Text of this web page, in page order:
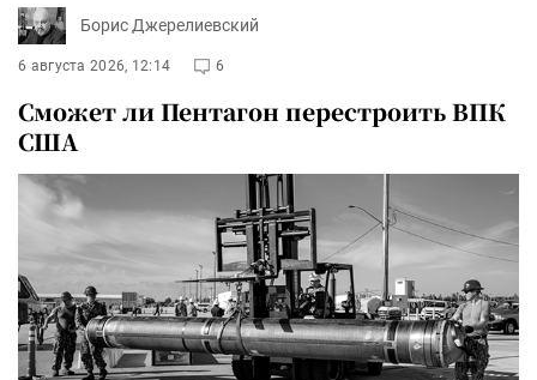
Борис Джерелиевский
6 августа 2026, 12:14 6
Сможет ли Пентагон перестроить ВПК
США